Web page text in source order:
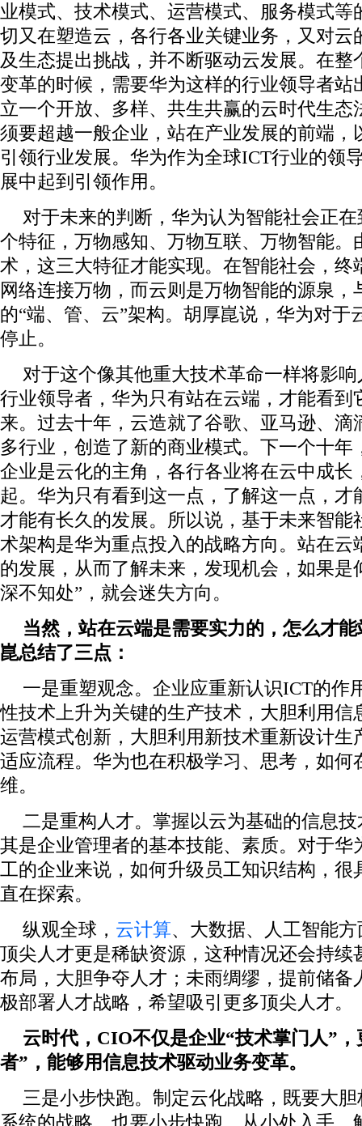
业模式、技术模式、运营模式、服务模式等
切又在塑造云，各行各业关键业务，又对云
及生态提出挑战，并不断驱动云发展。在整
变革的时候，需要华为这样的行业领导者站
立一个开放、多样、共生共赢的云时代生态
须要超越一般企业，站在产业发展的前端，
引领行业发展。华为作为全球ICT行业的领
展中起到引领作用。
对于未来的判断，华为认为智能社会正
个特征，万物感知、万物互联、万物智能。
术，这三大特征才能实现。在智能社会，终
网络连接万物，而云则是万物智能的源泉，
的“端、管、云”架构。胡厚崑说，华为对于
停止。
对于这个像其他重大技术革命一样将影
行业领导者，华为只有站在云端，才能看到
来。过去十年，云造就了谷歌、亚马逊、滴
多行业，创造了新的商业模式。下一个十年
企业是云化的主角，各行各业将在云中成长
起。华为只有看到这一点，了解这一点，才
才能有长久的发展。所以说，基于未来智能
术架构是华为重点投入的战略方向。站在云
的发展，从而了解未来，发现机会，如果是
深不知处”，就会迷失方向。
当然，站在云端是需要实力的，怎么才
崑总结了三点：
一是重塑观念。企业应重新认识ICT的作
性技术上升为关键的生产技术，大胆利用信
运营模式创新，大胆利用新技术重新设计生
适应流程。华为也在积极学习、思考，如何
维。
二是重构人才。掌握以云为基础的信息
其是企业管理者的基本技能、素质。对于华
工的企业来说，如何升级员工知识结构，很
直在探索。
纵观全球， 云计算、大数据、人工智能
顶尖人才更是稀缺资源，这种情况还会持续
布局，大胆争夺人才；未雨绸缪，提前储备
极部署人才战略，希望吸引更多顶尖人才。
云时代，CIO不仅是企业“技术掌门人”
者”，能够用信息技术驱动业务变革。
三是小步快跑。制定云化战略，既要大